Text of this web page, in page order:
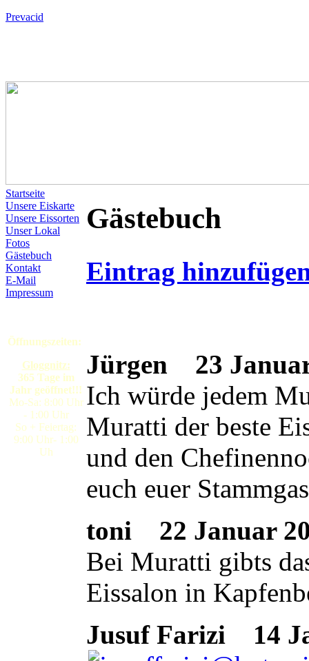
Prevacid
Startseite
Unsere Eiskarte
Unsere Eissorten
Unser Lokal
Fotos
Gästebuch
Kontakt
E-Mail
Impressum
Öffnungszeiten:
Gloggnitz:
365 Tage im
Jahr geöffnet!!!
Mo-Sa: 8:00 Uhr
- 1:00 Uhr
So + Feiertag:
9:00 Uhr- 1:00
Uh
Gästebuch
Eintrag
Jürgen
23
Ich würde jedem
Muratti der beste
und den
euch euer
toni
22 Januar
Bei Muratti gibts
Eissalon in
Jusuf Farizi
14